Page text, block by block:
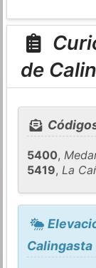
de
5400,
5419,La
Calingasta